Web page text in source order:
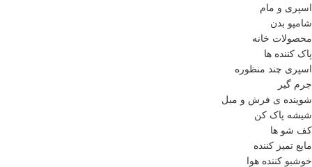
اسپری و مام
شامپو بدن
محصولات خانه
پاک کننده ها
اسپری چند منظوره
جرم گیر
شوینده ی فرش و مبل
شیشه پاک کن
کف شو ها
مایع تمیز کننده
خوشبو کننده هوا